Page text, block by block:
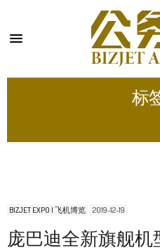
标
BIZJET EXPO | 飞机博览 2019-12-19
庞巴迪全新旗舰机